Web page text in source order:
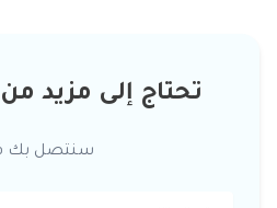
تحتاج إلى مزيد
سنتصل بك